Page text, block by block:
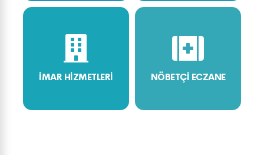
İMAR HİZMETLERİ NÖBETÇİ ECZANE